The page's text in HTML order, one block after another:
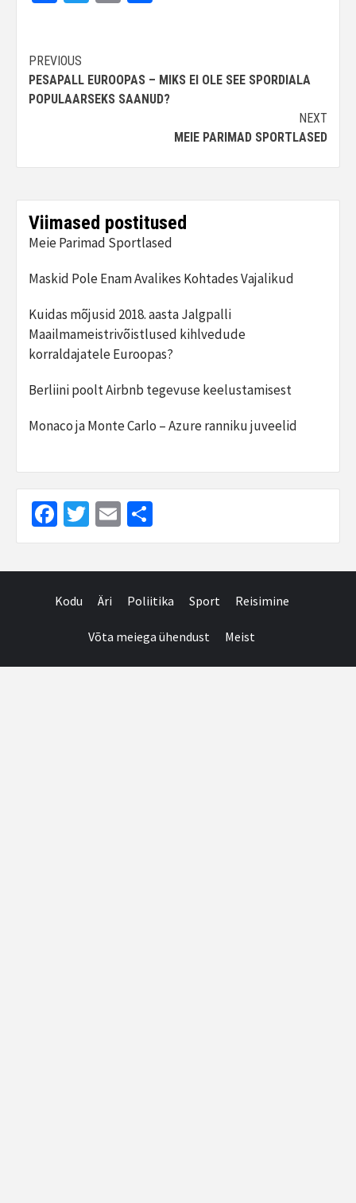
Continue
Reading
PREVIOUS
PESAPALL EUROOPAS – MIKS EI OLE SEE SPORDIALA
POPULAARSEKS SAANUD?
NEXT
MEIE PARIMAD SPORTLASED
Viimased postitused
Meie Parimad Sportlased
Maskid Pole Enam Avalikes Kohtades Vajalikud
Kuidas mõjusid 2018. aasta Jalgpalli
Maailmameistrivõistlused kihlvedude
korraldajatele Euroopas?
Berliini poolt Airbnb tegevuse keelustamisest
Monaco ja Monte Carlo – Azure ranniku juveelid
Facebook
Twitter
Email
Kodu Äri Poliitika Sport Reisimine
Võta meiega ühendust Meist